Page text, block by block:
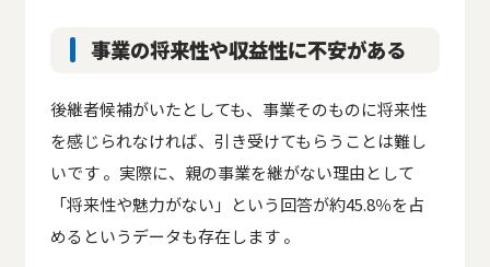
事業の将来性や収益性に不安がある
後継者候補がいたとしても、事業そのものに将来性
を感じられなければ、引き受けてもらうことは難し
いです 。実際に、親の事業を継がない理由として
「将来性や魅力がない」という回答が約45.8％を占
めるというデータも存在します 。